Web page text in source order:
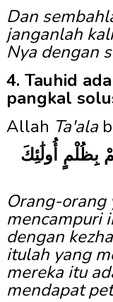
Dan
janganlah
Nya dengan
4. Tauhid
pangkal
Allah Ta'ala
بِظُلْمٍ أُولَٰئِكَ
Orang-orang
mencampuri
dengan
itulah yang
mereka itu
mendapat